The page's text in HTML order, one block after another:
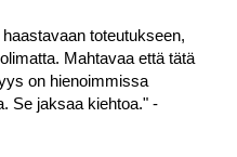
toteutukseen,
Mahtavaa että tätä
on hienoimmissa
Se jaksaa kiehtoa." -